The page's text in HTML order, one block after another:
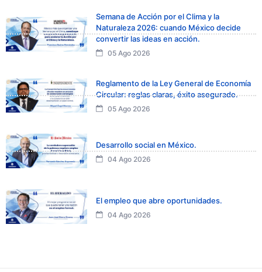
Semana de Acción por el Clima y la
Naturaleza 2026: cuando México decide
convertir las ideas en acción.
05 Ago 2026
Reglamento de la Ley General de Economía
Circular: reglas claras, éxito asegurado.
05 Ago 2026
Desarrollo social en México.
04 Ago 2026
El empleo que abre oportunidades.
04 Ago 2026